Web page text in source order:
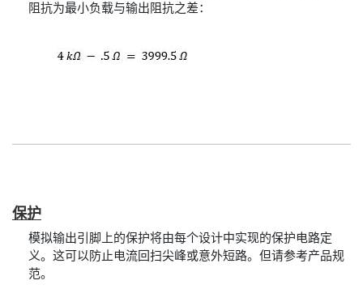
阻抗为最小负载与输出阻抗之差：
保护
模拟输出引脚上的保护将由每个设计中实现的保护电路定
义。这可以防止电流回扫尖峰或意外短路。但请参考产品规
范。